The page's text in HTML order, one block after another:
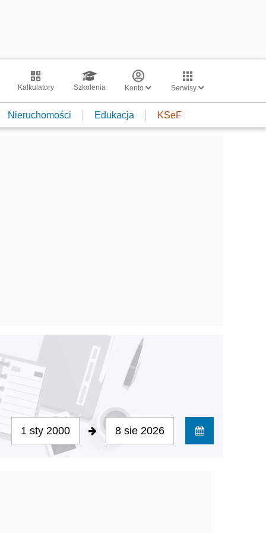
Kalkulatory Szkolenia Konto Serwisy
Nieruchomości Edukacja KSeF
1 sty 2000 8 sie 2026